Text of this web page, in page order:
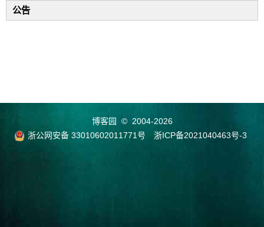
公告
博客园
© 2004-2026
浙公网安备 33010602011771号
浙ICP备2021040463号-3